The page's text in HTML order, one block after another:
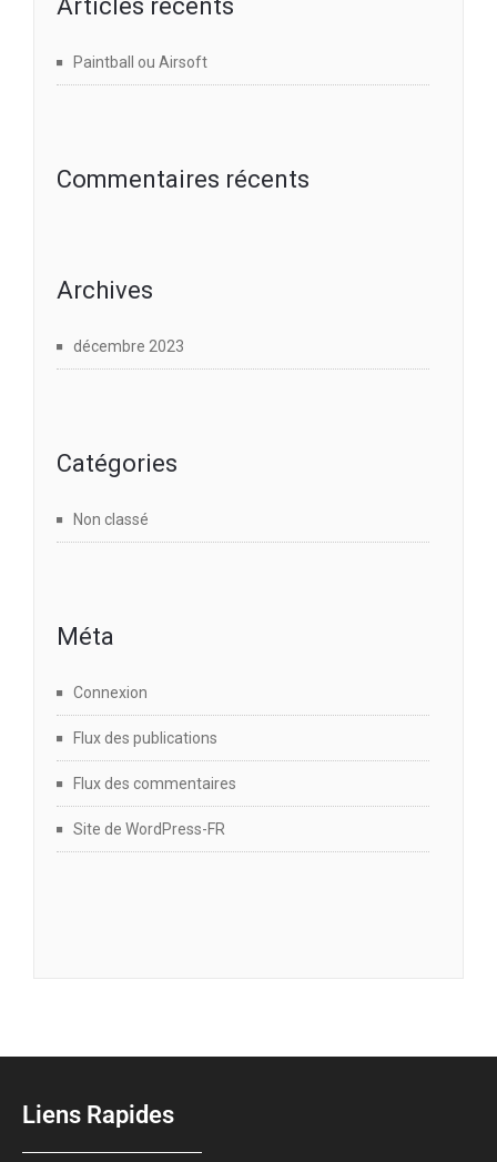
Articles récents
Paintball ou Airsoft
Commentaires récents
Archives
décembre 2023
Catégories
Non classé
Méta
Connexion
Flux des publications
Flux des commentaires
Site de WordPress-FR
Liens Rapides